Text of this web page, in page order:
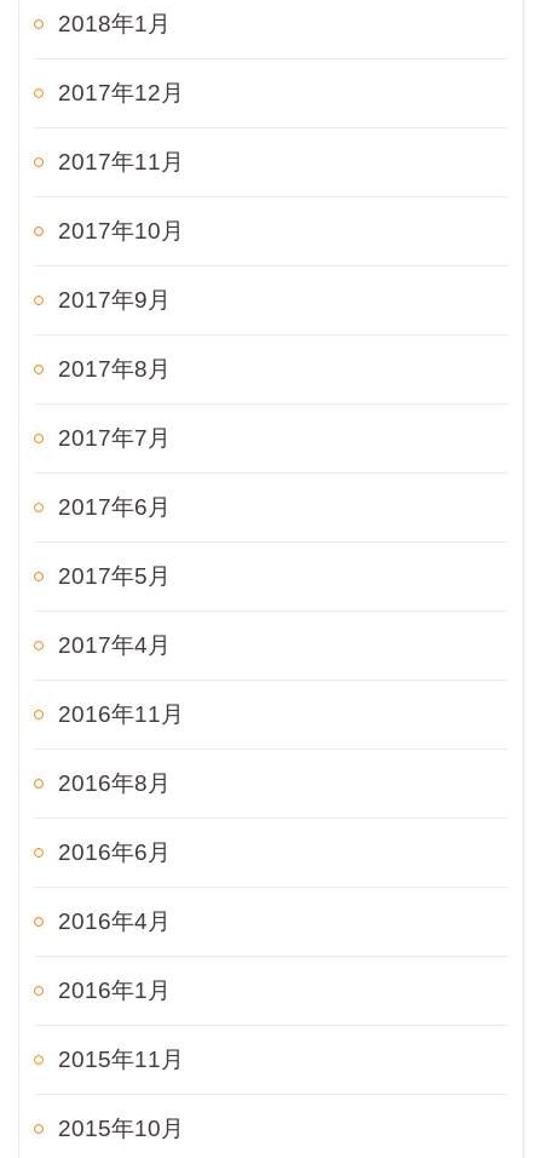
2018年1月
2017年12月
2017年11月
2017年10月
2017年9月
2017年8月
2017年7月
2017年6月
2017年5月
2017年4月
2016年11月
2016年8月
2016年6月
2016年4月
2016年1月
2015年11月
2015年10月